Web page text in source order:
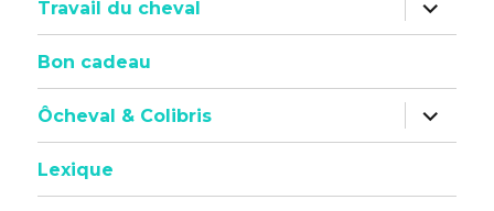
Travail du cheval
le
sous-
Bon cadeau
Ôcheval & Colibris
ouvrir
le
sous-
Lexique